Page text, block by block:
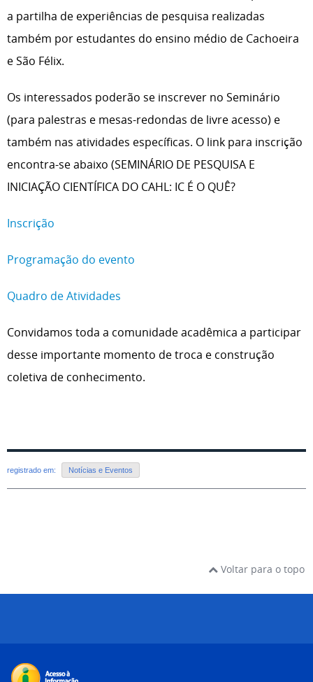
a partilha de experiências de pesquisa realizadas
também por estudantes do ensino médio de Cachoeira
e São Félix.
Os interessados poderão se inscrever no Seminário
(para palestras e mesas-redondas de livre acesso) e
também nas atividades específicas. O link para inscrição
encontra-se abaixo (SEMINÁRIO DE PESQUISA E
INICIAÇÃO CIENTÍFICA DO CAHL: IC É O QUÊ?
Inscrição
Programação do evento
Quadro de Atividades
Convidamos toda a comunidade acadêmica a participar
desse importante momento de troca e construção
coletiva de conhecimento.
registrado em: Notícias e Eventos
Voltar para o topo